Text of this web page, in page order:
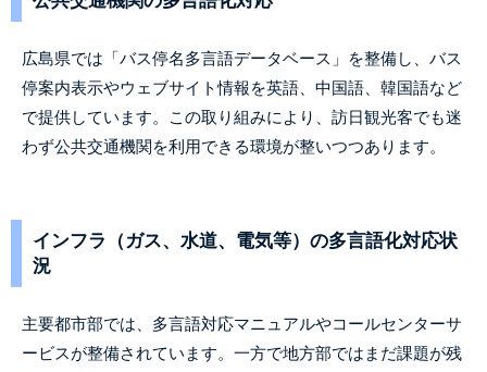
広島県では「バス停名多言語データベース」を整備し、バス
停案内表示やウェブサイト情報を英語、中国語、韓国語など
で提供しています。この取り組みにより、訪日観光客でも迷
わず公共交通機関を利用できる環境が整いつつあります。
インフラ（ガス、水道、電気等）の多言語化対応状
況
主要都市部では、多言語対応マニュアルやコールセンターサ
ービスが整備されています。一方で地方部ではまだ課題が残